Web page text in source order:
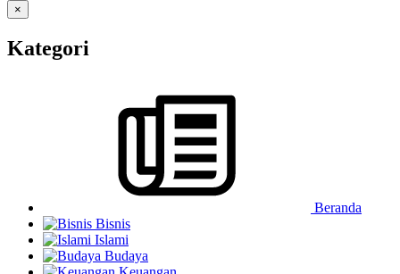
×
Kategori
Beranda
Bisnis
Islami
Budaya